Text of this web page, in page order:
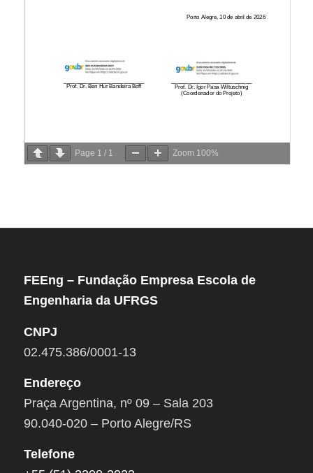
Page 1 / 1 Zoom 100%
FEEng – Fundação Empresa Escola de
Engenharia da UFRGS
CNPJ
02.475.386/0001-13
Endereço
Praça Argentina, nº 09 – Sala 203
90.040-020 – Porto Alegre/RS
Telefone